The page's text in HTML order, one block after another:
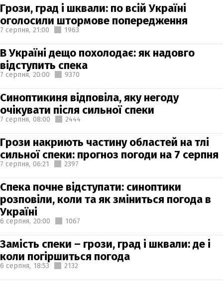
Грози, град і шквали: по всій Україні
оголосили штормове попередження
7 серпня, 21:00 1963
В Україні дещо похолодає: як надовго
відступить спека
7 серпня, 20:00 9370
Синоптикиня відповіла, яку негоду
очікувати після сильної спеки
7 серпня, 08:00 2444
Грози накриють частину областей на тлі
сильної спеки: прогноз погоди на 7 серпня
7 серпня, 06:21 2397
Спека почне відступати: синоптики
розповіли, коли та як зміниться погода в
Україні
6 серпня, 20:00 1067
Замість спеки – грози, град і шквали: де і
коли погіршиться погода
6 серпня, 18:53 2132